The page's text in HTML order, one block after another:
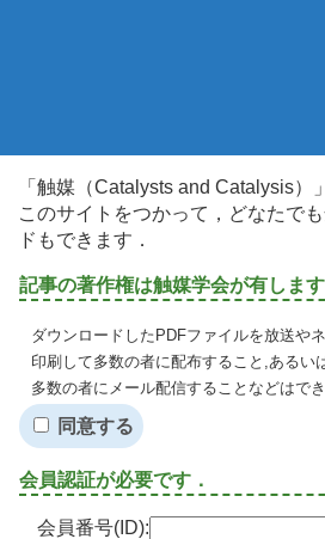
「触媒（Catalysts and Catalysis
このサイトをつかって，どなたで
ドもできます．
記事の著作権は触媒学会が有します
ダウンロードしたPDFファイルを放送や
印刷して多数の者に配布すること,あるい
多数の者にメール配信することなどはで
同意する
会員認証が必要です．
会員番号(ID):